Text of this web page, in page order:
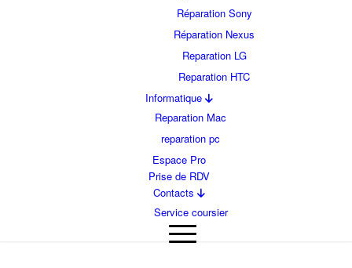
Réparation Sony
Réparation Nexus
Reparation LG
Reparation HTC
Informatique
Reparation Mac
reparation pc
Espace Pro
Prise de RDV
Contacts
Service coursier